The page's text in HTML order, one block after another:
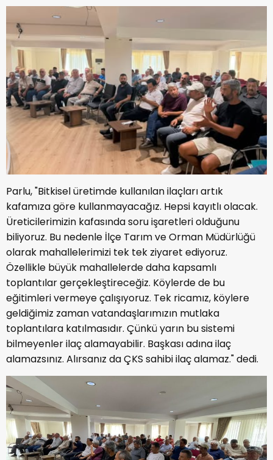
Parlu, "Bitkisel üretimde kullanılan ilaçları artık
kafamıza göre kullanmayacağız. Hepsi kayıtlı olacak.
Üreticilerimizin kafasında soru işaretleri olduğunu
biliyoruz. Bu nedenle İlçe Tarım ve Orman Müdürlüğü
olarak mahallelerimizi tek tek ziyaret ediyoruz.
Özellikle büyük mahallelerde daha kapsamlı
toplantılar gerçekleştireceğiz. Köylerde de bu
eğitimleri vermeye çalışıyoruz. Tek ricamız, köylere
geldiğimiz zaman vatandaşlarımızın mutlaka
toplantılara katılmasıdır. Çünkü yarın bu sistemi
bilmeyenler ilaç alamayabilir. Başkası adına ilaç
alamazsınız. Alırsanız da ÇKS sahibi ilaç alamaz." dedi.